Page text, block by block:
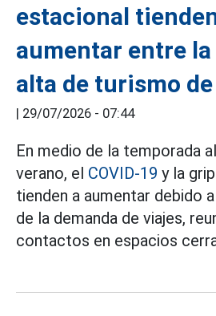
estacional
aumentar entre
alta de turismo
| 29/07/2026 - 07:44
En medio de la temporada
verano, el COVID-19 y la
tienden a aumentar debido
de la demanda de viajes,
contactos en espacios